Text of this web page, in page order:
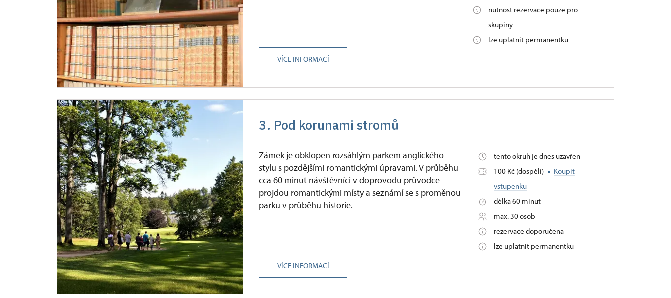
nutnost rezervace pouze pro
skupiny
lze uplatnit permanentku
VÍCE INFORMACÍ
3. Pod korunami stromů
Zámek je obklopen rozsáhlým parkem anglického
stylu s pozdějšími romantickými úpravami. V průběhu
cca 60 minut návštěvníci v doprovodu průvodce
projdou romantickými místy a seznámí se s proměnou
parku v průběhu historie.
tento okruh je dnes uzavřen
100 Kč (dospělí)
Koupit
vstupenku
délka 60 minut
max. 30 osob
rezervace doporučena
lze uplatnit permanentku
VÍCE INFORMACÍ